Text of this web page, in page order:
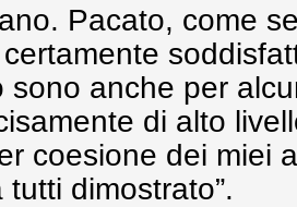
Pacato, come
certamente
sono anche per
di alto
coesione dei miei
dimostrato”.